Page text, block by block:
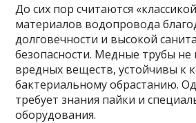
До сих пор считаются
материалов водопровода
долговечности и высокой
безопасности. Медные трубы
вредных веществ, устойчивы к
бактериальному обрастанию.
требует знания пайки и
оборудования.